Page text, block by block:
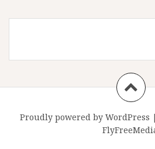
Proudly powered by WordPress |